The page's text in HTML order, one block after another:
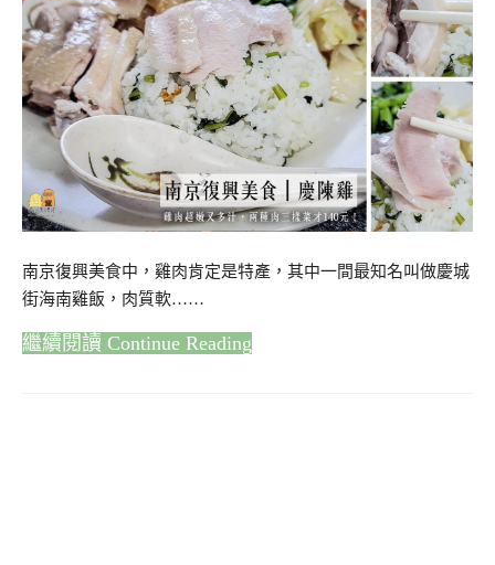
南京復興美食中，雞肉肯定是特產，其中一間最知名叫做慶城
街海南雞飯，肉質軟……
Continue Reading